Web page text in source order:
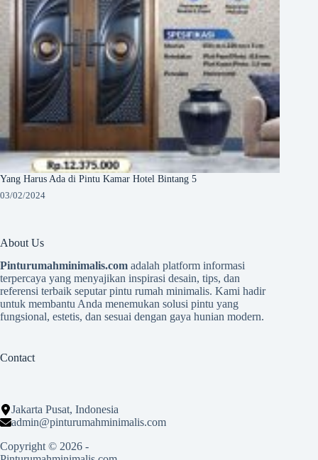
Yang Harus Ada di Pintu Kamar Hotel Bintang 5
03/02/2024
About Us
Pinturumahminimalis.com adalah platform informasi
terpercaya yang menyajikan inspirasi desain, tips, dan
referensi terbaik seputar pintu rumah minimalis. Kami hadir
untuk membantu Anda menemukan solusi pintu yang
fungsional, estetis, dan sesuai dengan gaya hunian modern.
Contact
Jakarta Pusat, Indonesia
admin@pinturumahminimalis.com
Copyright © 2026 -